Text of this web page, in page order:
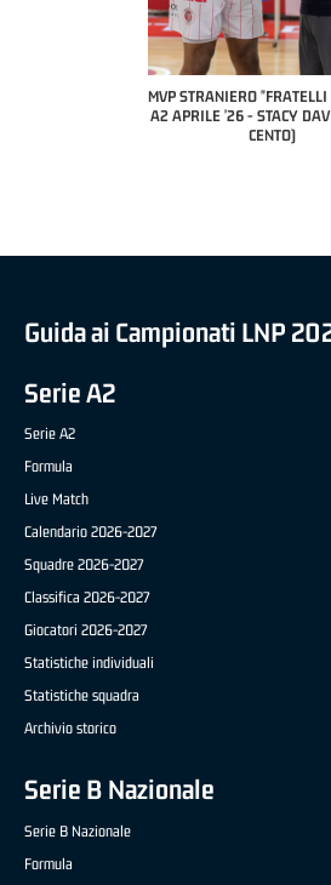
MVP STRANIERO "FRATELLI
A2 APRILE '26 - STACY
CENTO)
Guida ai Campionati LNP
Serie A2
Serie A2
Formula
Live Match
Calendario 2026-2027
Squadre 2026-2027
Classifica 2026-2027
Giocatori 2026-2027
Statistiche individuali
Statistiche squadra
Archivio storico
Serie B Nazionale
Serie B Nazionale
Formula